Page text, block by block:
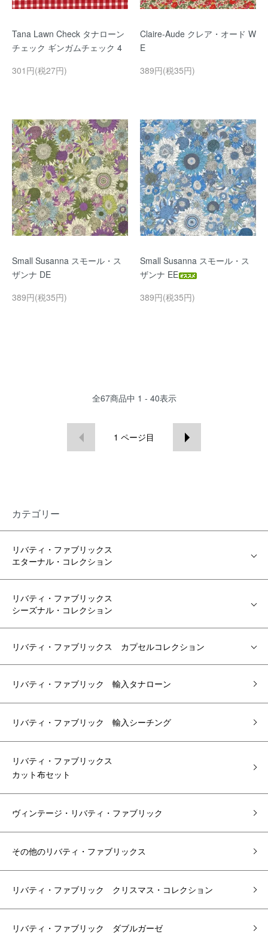
Tana Lawn Check タナローン
チェック ギンガムチェック 4
301円(税27円)
Claire-Aude クレア・オード W
E
389円(税35円)
Small Susanna スモール・ス
ザンナ DE
389円(税35円)
Small Susanna スモール・ス
ザンナ EE
389円(税35円)
全67商品中 1 - 40表示
1 ページ目
カテゴリー
リバティ・ファブリックス
エターナル・コレクション
リバティ・ファブリックス
シーズナル・コレクション
リバティ・ファブリックス カプセルコレクション
リバティ・ファブリック 輸入タナローン
リバティ・ファブリック 輸入シーチング
リバティ・ファブリックス
カット布セット
ヴィンテージ・リバティ・ファブリック
その他のリバティ・ファブリックス
リバティ・ファブリック クリスマス・コレクション
リバティ・ファブリック ダブルガーゼ